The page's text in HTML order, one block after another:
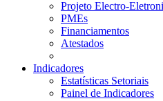
Projeto Electro-
PMEs
Financiamentos
Atestados
Indicadores
Estatísticas Setoriais
Painel de Indicadores